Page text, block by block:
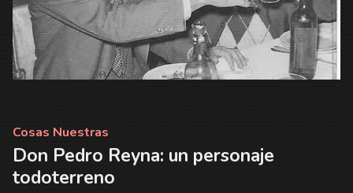
Don Pedro Reyna: un personaje
todoterreno
Cosas Nuestras